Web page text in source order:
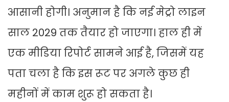
आसानी होगी। अनुमान है कि नई मेट्रो लाइन
साल 2029 तक तैयार हो जाएगा। हाल ही में
एक मीडिया रिपोर्ट सामने आई है, जिसमें यह
पता चला है कि इस रूट पर अगले कुछ ही
महीनों में काम शुरू हो सकता है।